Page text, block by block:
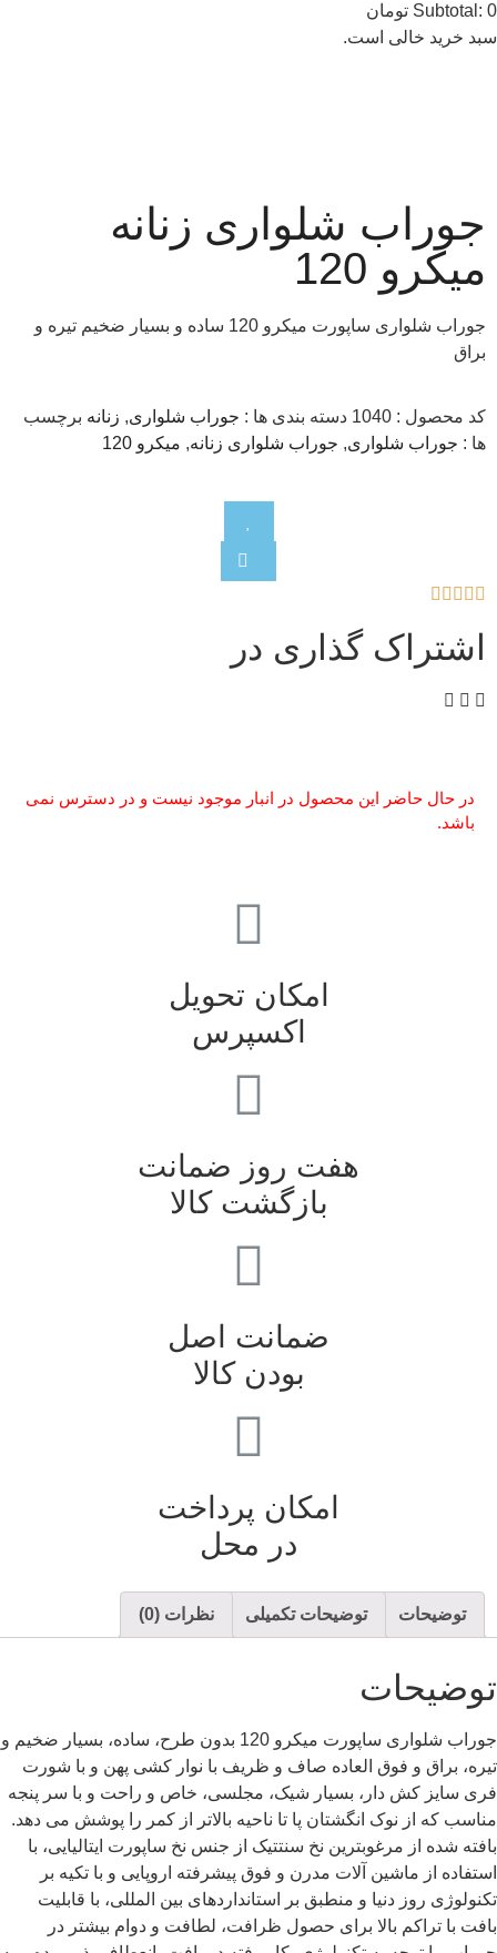
Subtotal: 0
تومان
سبد خرید خالی است.
جوراب شلواری زنانه
میکرو 120
جوراب شلواری ساپورت میکرو 120 ساده و بسیار ضخیم تیره و
براق
کد محصول : 1040 دسته بندی ها : جوراب شلواری, زنانه برچسب
ها : جوراب شلواری, جوراب شلواری زنانه, میکرو 120





اشتراک گذاری در
در حال حاضر این محصول در انبار موجود نیست و در دسترس نمی
باشد.
امکان تحویل
اکسپرس
هفت روز ضمانت
بازگشت کالا
ضمانت اصل
بودن کالا
امکان پرداخت
در محل
توضیحات توضیحات تکمیلی نظرات (0)
توضیحات
جوراب شلواری ساپورت میکرو 120 بدون طرح، ساده، بسیار ضخیم و
تیره، براق و فوق العاده صاف و ظریف با نوار کشی پهن و با شورت
فری سایز کش دار، بسیار شیک، مجلسی، خاص و راحت و با سر پنجه
مناسب که از نوک انگشتان پا تا ناحیه بالاتر از کمر را پوشش می دهد.
بافته شده از مرغوبترین نخ سنتتیک از جنس نخ ساپورت ایتالیایی، با
استفاده از ماشین آلات مدرن و فوق پیشرفته اروپایی و با تکیه بر
تکنولوژی روز دنیا و منطبق بر استانداردهای بین المللی، با قابلیت
بافت با تراکم بالا برای حصول ظرافت، لطافت و دوام بیشتر در